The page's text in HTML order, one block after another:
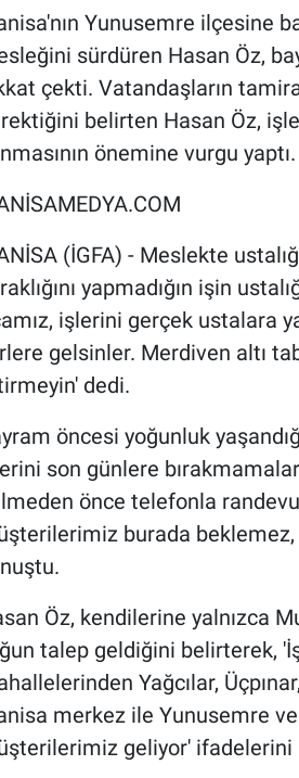
Yunusemre ilçesine
sürdüren Hasan Öz,
çekti. Vatandaşların
belirten Hasan Öz,
önemine vurgu yaptı.
(İGFA) - Meslekte
yapmadığın işin
işlerini gerçek ustalara
gelsinler. Merdiven altı
dedi.
öncesi yoğunluk
son günlere
önce telefonla
burada beklemez,
Öz, kendilerine yalnızca
talep geldiğini belirterek,
Yağcılar,
merkez ile Yunusemre
geliyor' ifadelerini